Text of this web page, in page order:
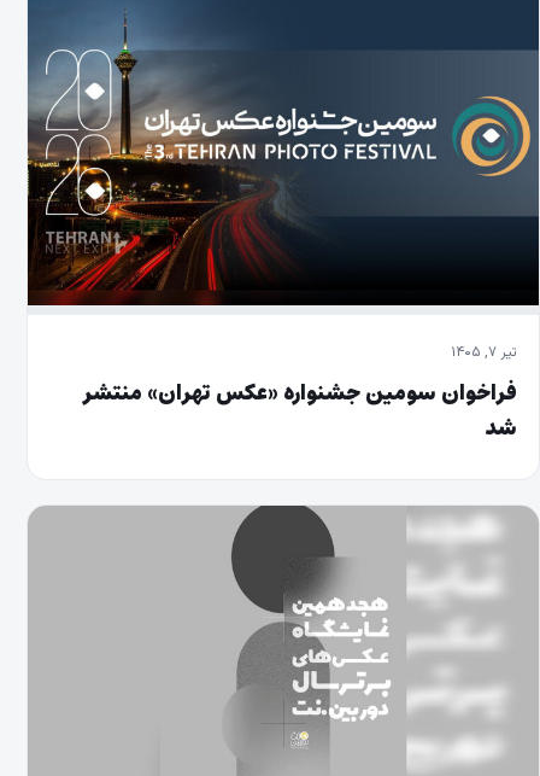
تیر ۷, ۱۴۰۵
فراخوان سومین جشنواره «عکس تهران» منتشر
شد